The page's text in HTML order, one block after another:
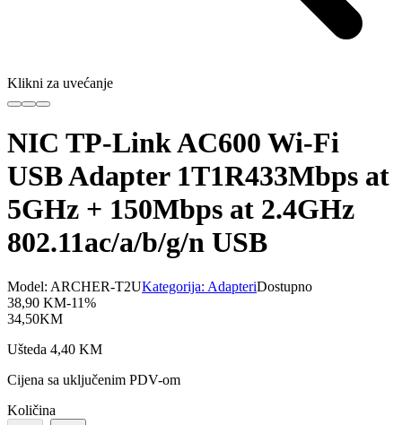
Klikni za uvećanje
NIC TP-Link AC600 Wi-Fi
USB Adapter 1T1R433Mbps at
5GHz + 150Mbps at 2.4GHz
802.11ac/a/b/g/n USB
Model: ARCHER-T2UKategorija: AdapteriDostupno
38,90 KM-11%
34,50KM
Ušteda 4,40 KM
Cijena sa uključenim PDV-om
Količina